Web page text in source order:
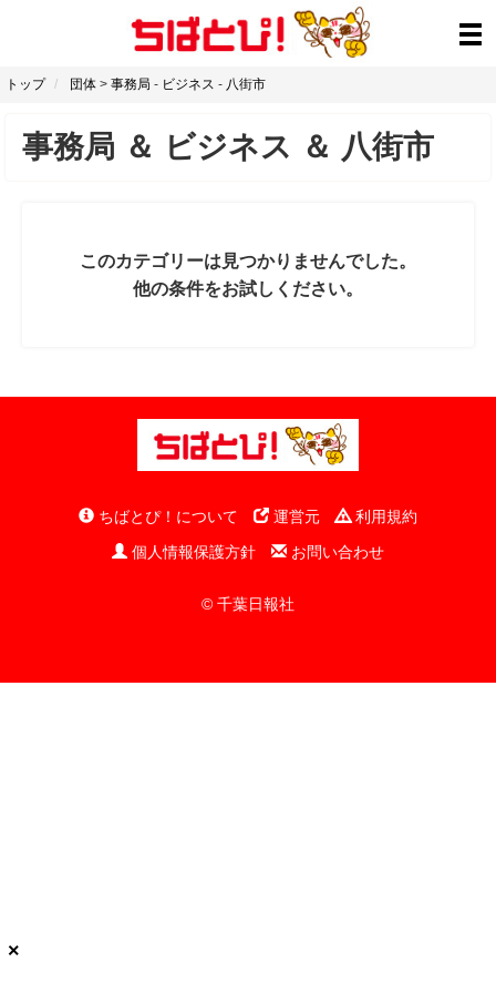
トップ 団体 > 事務局 - ビジネス - 八街市
事務局 ＆ ビジネス ＆ 八街市
このカテゴリーは見つかりませんでした。
他の条件をお試しください。
ちばとぴ！について 運営元
利用規約
個人情報保護方針
お問い合わせ
© 千葉日報社
×